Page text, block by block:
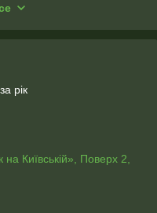
або наволочки
рік
Київській», Поверх 2,